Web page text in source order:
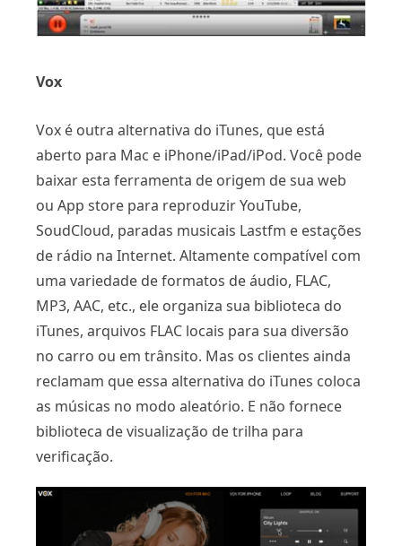
Vox
Vox é outra alternativa do iTunes, que está
aberto para Mac e iPhone/iPad/iPod. Você pode
baixar esta ferramenta de origem de sua web
ou App store para reproduzir YouTube,
SoudCloud, paradas musicais Lastfm e estações
de rádio na Internet. Altamente compatível com
uma variedade de formatos de áudio, FLAC,
MP3, AAC, etc., ele organiza sua biblioteca do
iTunes, arquivos FLAC locais para sua diversão
no carro ou em trânsito. Mas os clientes ainda
reclamam que essa alternativa do iTunes coloca
as músicas no modo aleatório. E não fornece
biblioteca de visualização de trilha para
verificação.